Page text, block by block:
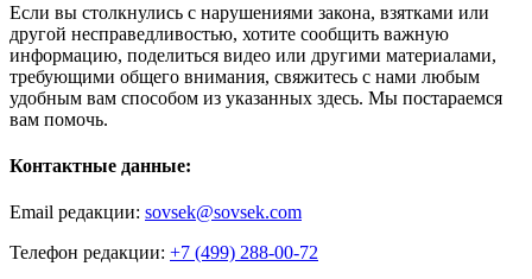
Если вы столкнулись с нарушениями закона, взятками или
другой несправедливостью, хотите сообщить важную
информацию, поделиться видео или другими материалами,
требующими общего внимания, свяжитесь с нами любым
удобным вам способом из указанных здесь. Мы постараемся
вам помочь.
Контактные данные:
Email редакции: sovsek@sovsek.com
Телефон редакции: +7 (499) 288-00-72